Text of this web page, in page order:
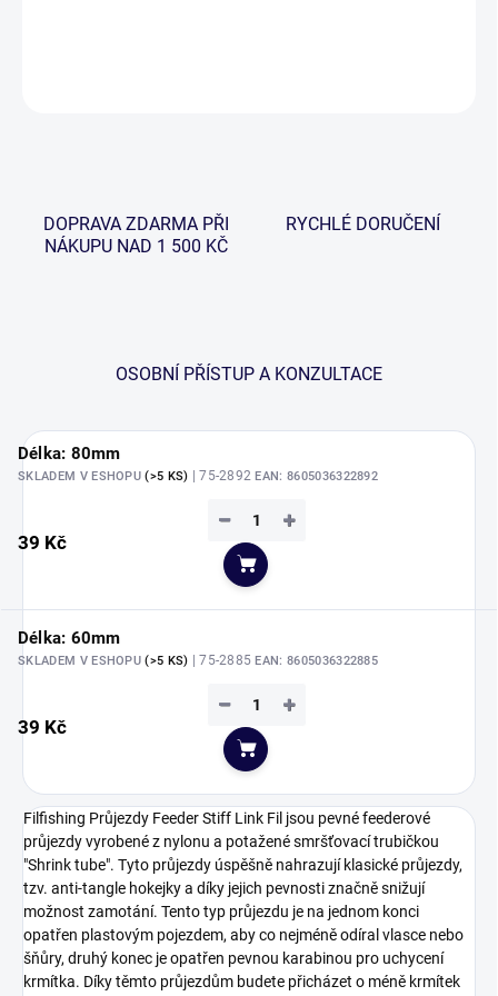
DOPRAVA ZDARMA PŘI
NÁKUPU NAD 1 500 KČ
RYCHLÉ DORUČENÍ
OSOBNÍ PŘÍSTUP A KONZULTACE
Délka: 80mm
SKLADEM V ESHOPU(>5 KS) | 75-2892EAN: 8605036322892
39 Kč
+
−
Do košíku
Délka: 60mm
SKLADEM V ESHOPU(>5 KS) | 75-2885EAN: 8605036322885
39 Kč
+
−
Do košíku
Filfishing Průjezdy Feeder Stiff Link Fil jsou pevné feederové
průjezdy vyrobené z nylonu a potažené smršťovací trubičkou
"Shrink tube". Tyto průjezdy úspěšně nahrazují klasické průjezdy,
tzv. anti-tangle hokejky a díky jejich pevnosti značně snižují
možnost zamotání. Tento typ průjezdu je na jednom konci
opatřen plastovým pojezdem, aby co nejméně odíral vlasce nebo
šňůry, druhý konec je opatřen pevnou karabinou pro uchycení
krmítka. Díky těmto průjezdům budete přicházet o méně krmítek